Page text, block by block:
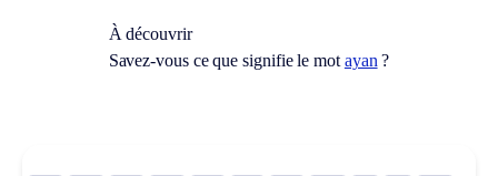
À découvrir
Savez-vous ce que signifie le mot ayan ?